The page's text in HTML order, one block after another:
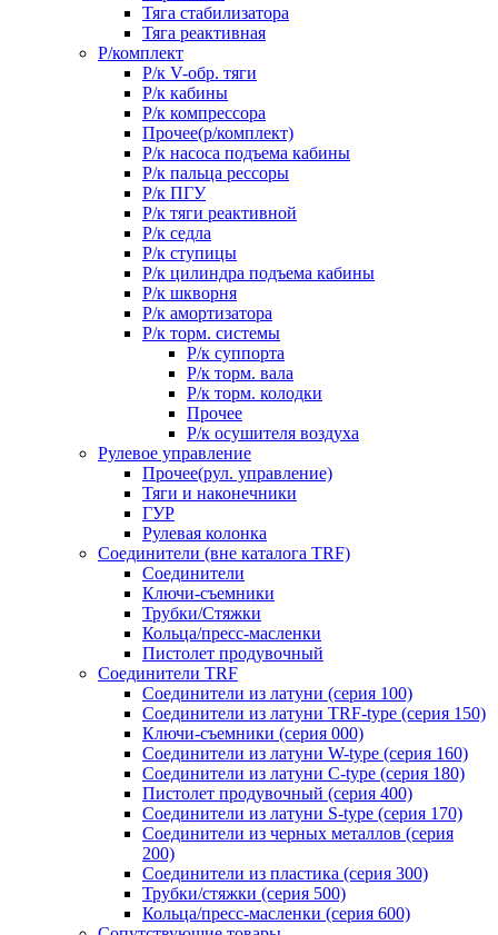
Тяга стабилизатора
Тяга реактивная
Р/комплект
Р/к V-обр. тяги
Р/к кабины
Р/к компрессора
Прочее(р/комплект)
Р/к насоса подъема кабины
Р/к пальца рессоры
Р/к ПГУ
Р/к тяги реактивной
Р/к седла
Р/к ступицы
Р/к цилиндра подъема кабины
Р/к шкворня
Р/к амортизатора
Р/к торм. системы
Р/к суппорта
Р/к торм. вала
Р/к торм. колодки
Прочее
Р/к осушителя воздуха
Рулевое управление
Прочее(рул. управление)
Тяги и наконечники
ГУР
Рулевая колонка
Соединители (вне каталога TRF)
Соединители
Ключи-cъемники
Трубки/Стяжки
Кольца/пресс-масленки
Пистолет продувочный
Соединители TRF
Соединители из латуни (серия 100)
Соединители из латуни TRF-type (серия 150)
Ключи-съемники (серия 000)
Соединители из латуни W-type (серия 160)
Соединители из латуни С-type (серия 180)
Пистолет продувочный (серия 400)
Соединители из латуни S-type (серия 170)
Соединители из черных металлов (серия
200)
Соединители из пластика (серия 300)
Трубки/стяжки (серия 500)
Кольца/пресс-масленки (серия 600)